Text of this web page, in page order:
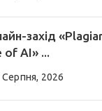
захід
of AI» ...
Серпня, 2026